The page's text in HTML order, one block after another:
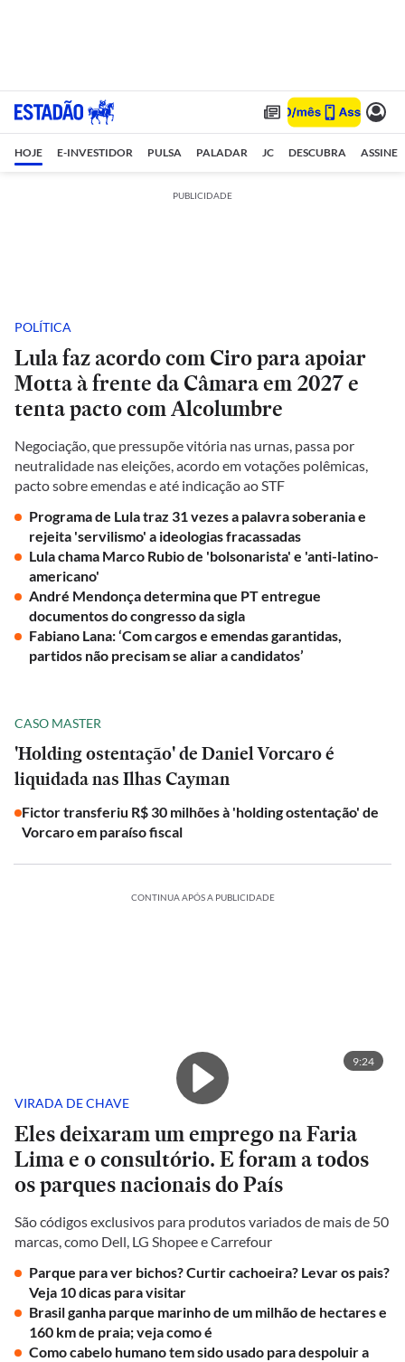
HOJE E-INVESTIDOR PULSA PALADAR JC DESCUBRA ASSINE
PUBLICIDADE
POLÍTICA
Lula faz acordo com Ciro para apoiar
Motta à frente da Câmara em 2027 e
tenta pacto com Alcolumbre
Negociação, que pressupõe vitória nas urnas, passa por
neutralidade nas eleições, acordo em votações polêmicas,
pacto sobre emendas e até indicação ao STF
Programa de Lula traz 31 vezes a palavra soberania e
rejeita 'servilismo' a ideologias fracassadas
Lula chama Marco Rubio de 'bolsonarista' e 'anti-latino-
americano'
André Mendonça determina que PT entregue
documentos do congresso da sigla
Fabiano Lana: ‘Com cargos e emendas garantidas,
partidos não precisam se aliar a candidatos’
CASO MASTER
'Holding ostentação' de Daniel Vorcaro é
liquidada nas Ilhas Cayman
Fictor transferiu R$ 30 milhões à 'holding ostentação' de
Vorcaro em paraíso fiscal
CONTINUA APÓS A PUBLICIDADE
9:24
VIRADA DE CHAVE
Eles deixaram um emprego na Faria
Lima e o consultório. E foram a todos
os parques nacionais do País
São códigos exclusivos para produtos variados de mais de 50
marcas, como Dell, LG Shopee e Carrefour
Parque para ver bichos? Curtir cachoeira? Levar os pais?
Veja 10 dicas para visitar
Brasil ganha parque marinho de um milhão de hectares e
160 km de praia; veja como é
Como cabelo humano tem sido usado para despoluir a